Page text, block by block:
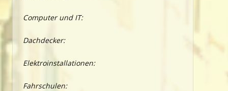
Computer und IT:
Dachdecker:
Elektroinstallationen:
Fahrschulen: